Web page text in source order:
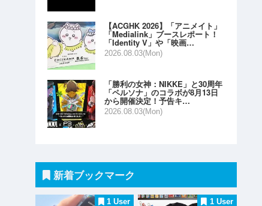
【ACGHK 2026】「アニメイト」
「Medialink」ブースレポート！
「Identity V」や「映画…
2026.08.03(Mon)
「勝利の女神：NIKKE」と30周年
「ペルソナ」のコラボが8月13日
から開催決定！予告キ…
2026.08.03(Mon)
新着ブックマーク
1 User 1 User